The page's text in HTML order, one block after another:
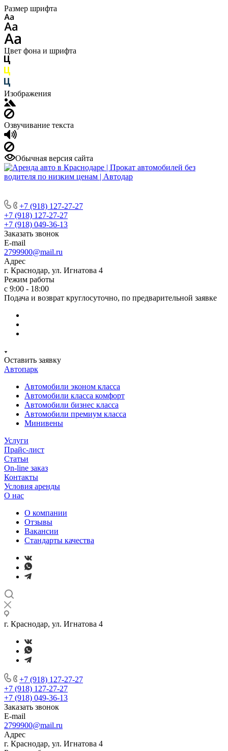
Размер шрифта
Цвет фона и шрифта
Изображения
Озвучивание текста
Обычная версия сайта
+7 (918) 127-27-27
+7 (918) 127-27-27
+7 (918) 049-36-13
Заказать звонок
E-mail
2799900@mail.ru
Адрес
г. Краснодар, ул. Игнатова 4
Режим работы
с 9:00 - 18:00
Подача и возврат круглосуточно, по предварительной заявке
Оставить заявку
Автопарк
Автомобили эконом класса
Автомобили класса комфорт
Автомобили бизнес класса
Автомобили премиум класса
Минивены
Услуги
Прайс-лист
Статьи
On-line заказ
Контакты
Условия аренды
О нас
О компании
Отзывы
Вакансии
Стандарты качества
г. Краснодар, ул. Игнатова 4
+7 (918) 127-27-27
+7 (918) 127-27-27
+7 (918) 049-36-13
Заказать звонок
E-mail
2799900@mail.ru
Адрес
г. Краснодар, ул. Игнатова 4